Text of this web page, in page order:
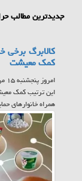
جدیدترین مطالب
کالابرگ برخی
کمک معیشت
همراه خانوارهای